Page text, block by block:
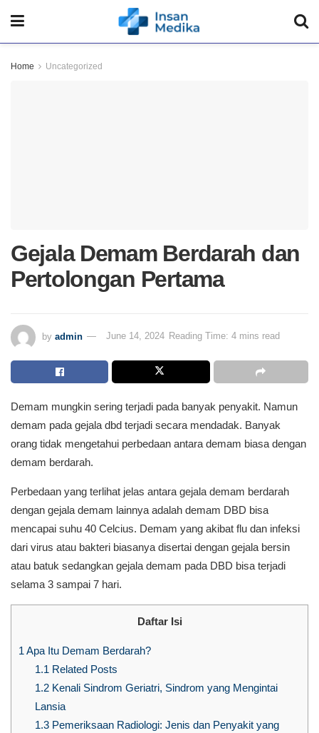
Home Uncategorized
Gejala Demam Berdarah dan
Pertolongan Pertama
by admin June 14, 2024 Reading Time: 4 mins read
Demam mungkin sering terjadi pada banyak penyakit. Namun
demam pada gejala dbd terjadi secara mendadak. Banyak
orang tidak mengetahui perbedaan antara demam biasa dengan
demam berdarah.
Perbedaan yang terlihat jelas antara gejala demam berdarah
dengan gejala demam lainnya adalah demam DBD bisa
mencapai suhu 40 Celcius. Demam yang akibat flu dan infeksi
dari virus atau bakteri biasanya disertai dengan gejala bersin
atau batuk sedangkan gejala demam pada DBD bisa terjadi
selama 3 sampai 7 hari.
Daftar Isi
1 Apa Itu Demam Berdarah?
1.1 Related Posts
1.2Kenali Sindrom Geriatri, Sindrom yang Mengintai
Lansia
1.3Pemeriksaan Radiologi: Jenis dan Penyakit yang